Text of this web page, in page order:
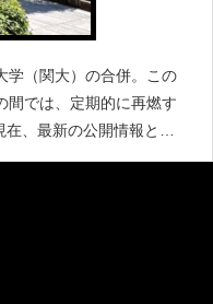
学（関大）の合併。この
間では、定期的に再燃す
、最新の公開情報と組
偽」と「実現度」を多角